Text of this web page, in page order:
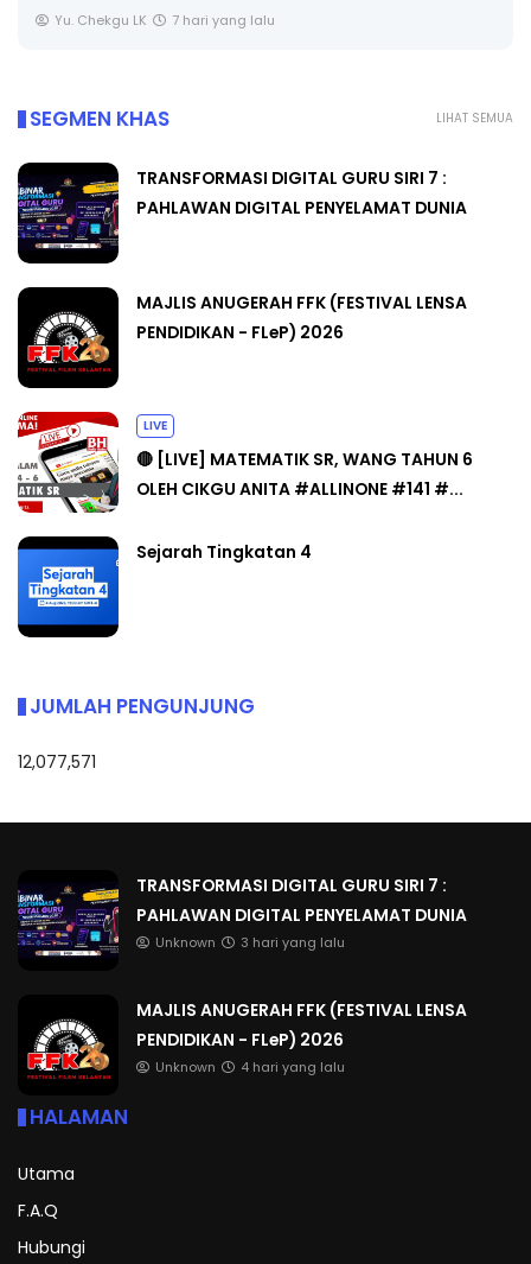
LIHAT SEMUA
SEGMEN KHAS
TRANSFORMASI DIGITAL GURU SIRI 7 :
PAHLAWAN DIGITAL PENYELAMAT DUNIA
MAJLIS ANUGERAH FFK (FESTIVAL LENSA
PENDIDIKAN - FLeP) 2026
LIVE
🔴 [LIVE] MATEMATIK SR, WANG TAHUN 6
OLEH CIKGU ANITA #ALLINONE #141 #...
Sejarah Tingkatan 4
JUMLAH PENGUNJUNG
12,077,571
TRANSFORMASI DIGITAL GURU SIRI 7 :
PAHLAWAN DIGITAL PENYELAMAT DUNIA
Unknown 3 hari yang lalu
MAJLIS ANUGERAH FFK (FESTIVAL LENSA
PENDIDIKAN - FLeP) 2026
Unknown 4 hari yang lalu
HALAMAN
Utama
F.A.Q
Hubungi